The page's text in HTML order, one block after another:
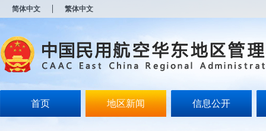
简体中文 繁体中文
首页 地区新闻 信息公开
开
无
障
说